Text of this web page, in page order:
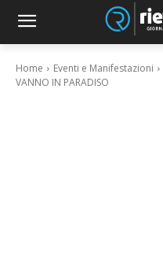
Home Eventi e Manifestazioni
VANNO IN PARADISO